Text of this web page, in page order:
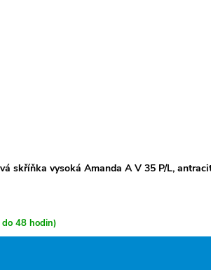
skříňka vysoká Amanda A V 35 P/L,
do 48 hodin)